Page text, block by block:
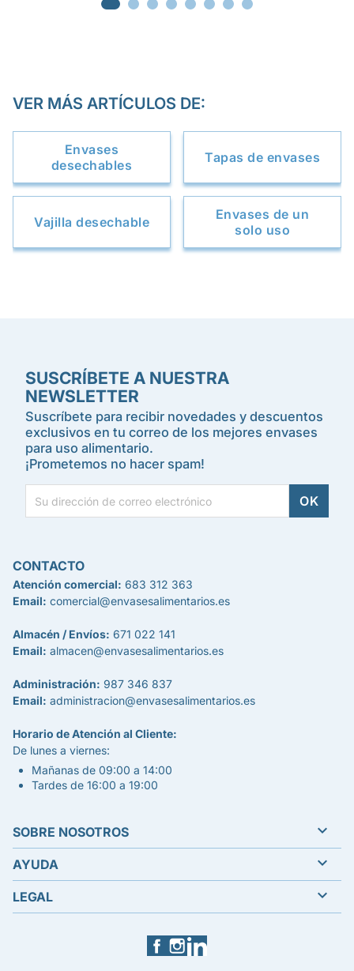
VER MÁS ARTÍCULOS DE:
Envases
desechables
Tapas de envases
Vajilla desechable
Envases de un
solo uso
SUSCRÍBETE A NUESTRA
NEWSLETTER
Suscríbete para recibir novedades y descuentos
exclusivos en tu correo de los mejores envases
para uso alimentario.
¡Prometemos no hacer spam!
Facebook
CONTACTO
Atención comercial: 683 312 363
Email: comercial@envasesalimentarios.es
Almacén / Envíos: 671 022 141
Email: almacen@envasesalimentarios.es
Administración: 987 346 837
Email: administracion@envasesalimentarios.es
Horario de Atención al Cliente:
De lunes a viernes:
Mañanas de 09:00 a 14:00
Tardes de 16:00 a 19:00
SOBRE NOSOTROS 
AYUDA 
LEGAL 